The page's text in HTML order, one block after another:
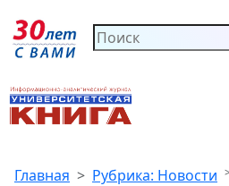
Главная Рубрика: Новости